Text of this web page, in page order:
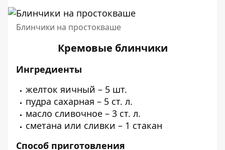
Блинчики на простокваше
Кремовые блинчики
Ингредиенты
желток яичный – 5 шт.
пудра сахарная – 5 ст. л.
масло сливочное – 3 ст. л.
сметана или сливки – 1 стакан
Способ приготовления